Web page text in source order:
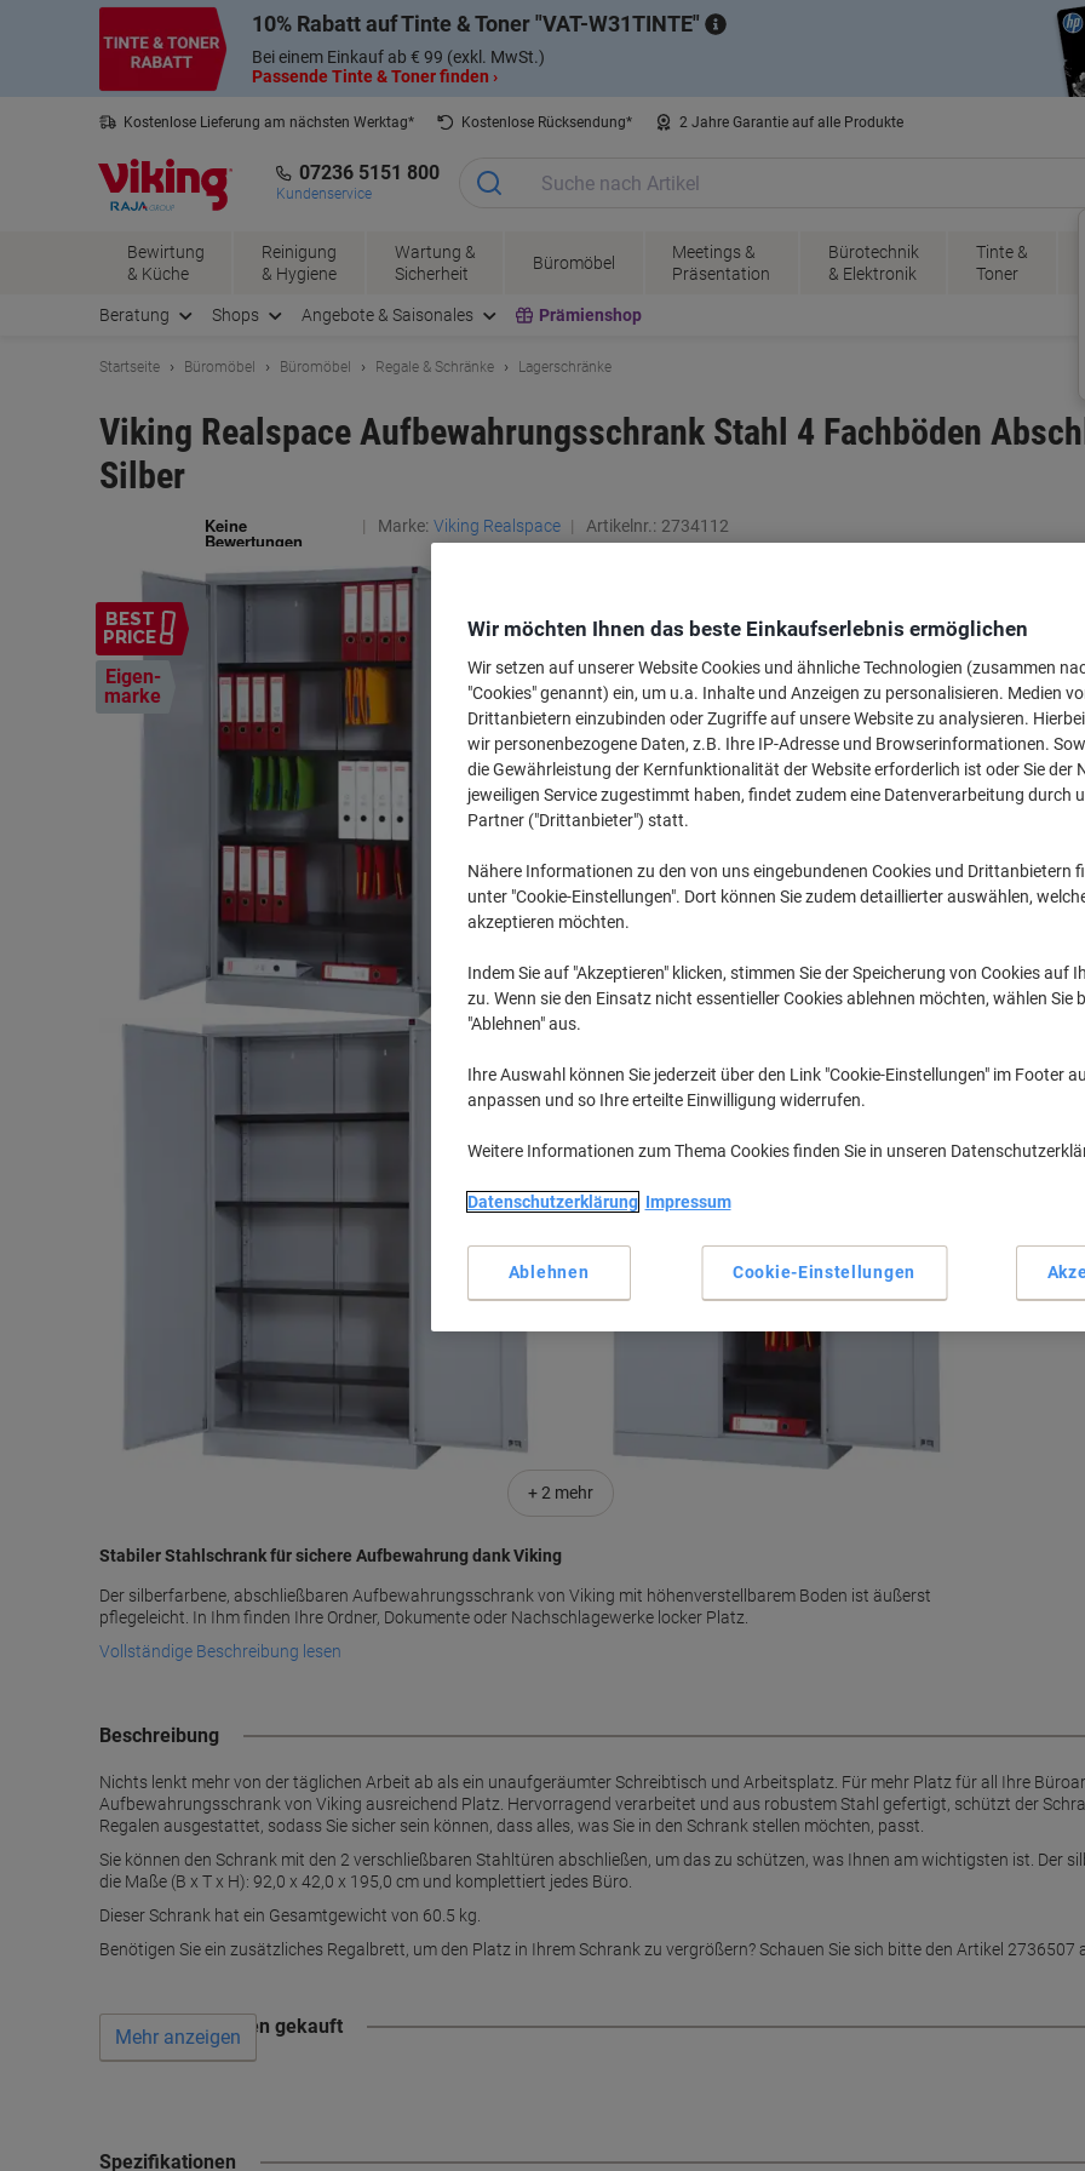
10% Rabatt auf Tinte & Toner VAT-W31TINTE
Bei einem Einkauf ab € 99 (exkl. MwSt.)
Passende Tinte & Toner finden ›
Kostenlose Lieferung am nächsten Werktag* Kostenlose Rücksendung* 2 Jahre Garantie auf alle Produkte
07236 5151 800
Kundenservice
Bewirtung
& Küche
Reinigung
& Hygiene
Wartung &
Sicherheit
Büromöbel
Meetings &
Präsentation
Bürotechnik
& Elektronik
Tinte &
Toner
Beratung Shops Angebote & Saisonales Prämienshop
Startseite Büromöbel Büromöbel Regale & Schränke Lagerschränke
Viking Realspace Aufbewahrungsschrank Stahl 4 Fachböden
Silber
Marke: Viking Realspace Artikelnr.: 2734112
+2 mehr
BEST
PRICE
Eigen-
marke
Stabiler Stahlschrank für sichere Aufbewahrung dank Viking
Der silberfarbene, abschließbaren Aufbewahrungsschrank von Viking mit höhenverstellbarem Boden ist äußerst
pflegeleicht. In Ihm finden Ihre Ordner, Dokumente oder Nachschlagewerke locker Platz.
Vollständige Beschreibung lesen
Beschreibung
Nichts lenkt mehr von der täglichen Arbeit ab als ein unaufgeräumter Schreibtisch und Arbeitsplatz. Für mehr Platz für all Ihre
Aufbewahrungsschrank von Viking ausreichend Platz. Hervorragend verarbeitet und aus robustem Stahl gefertigt, schützt der
Regalen ausgestattet, sodass Sie sicher sein können, dass alles, was Sie in den Schrank stellen möchten, passt.
Sie können den Schrank mit den 2 verschließbaren Stahltüren abschließen, um das zu schützen, was Ihnen am wichtigsten ist. Der
die Maße (B x T x H): 92,0 x 42,0 x 195,0 cm und komplettiert jedes Büro.
Dieser Schrank hat ein Gesamtgewicht von 60.5 kg.
Benötigen Sie ein zusätzliches Regalbrett, um den Platz in Ihrem Schrank zu vergrößern? Schauen Sie sich bitte den Artikel 2736507
Wird oft zusammen gekauft
Mehr anzeigen
Spezifikationen
Wir möchten Ihnen das beste Einkaufserlebnis ermöglichen
Wir setzen auf unserer Website Cookies und ähnliche Technologien (zusammen
"Cookies" genannt) ein, um u.a. Inhalte und Anzeigen zu personalisieren. Medien
Drittanbietern einzubinden oder Zugriffe auf unsere Website zu analysieren.
wir personenbezogene Daten, z.B. Ihre IP-Adresse und Browserinformationen.
die Gewährleistung der Kernfunktionalität der Website erforderlich ist oder Sie der
jeweiligen Service zugestimmt haben, findet zudem eine Datenverarbeitung durch
Partner ("Drittanbieter") statt.
Nähere Informationen zu den von uns eingebundenen Cookies und Drittanbietern
unter "Cookie-Einstellungen". Dort können Sie zudem detaillierter auswählen,
akzeptieren möchten.
Indem Sie auf "Akzeptieren" klicken, stimmen Sie der Speicherung von Cookies auf
zu. Wenn sie den Einsatz nicht essentieller Cookies ablehnen möchten, wählen Sie
"Ablehnen" aus.
Ihre Auswahl können Sie jederzeit über den Link "Cookie-Einstellungen" im Footer
anpassen und so Ihre erteilte Einwilligung widerrufen.
Weitere Informationen zum Thema Cookies finden Sie in unseren
Datenschutzerklärung Impressum
Cookie-Einstellungen
Ablehnen